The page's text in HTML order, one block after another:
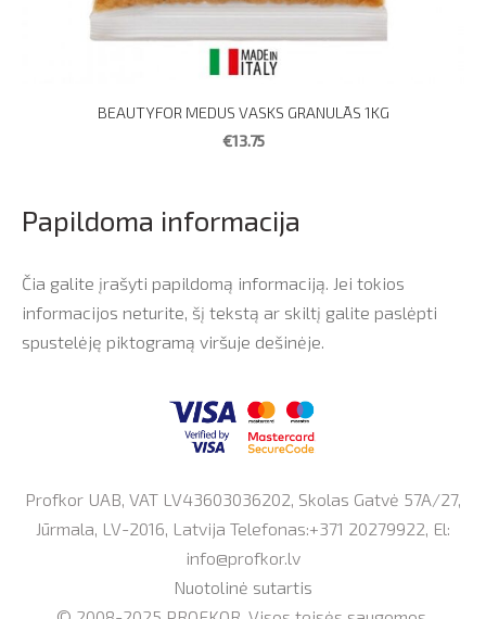
Papildoma informacija
Čia galite įrašyti papildomą informaciją. Jei tokios
informacijos neturite, šį tekstą ar skiltį galite paslėpti
spustelėję piktogramą viršuje dešinėje.
BEAUTYFOR MEDUS VASKS GRANULĀS 1KG
€13.75
Profkor UAB, VAT LV43603036202, Skolas Gatvė 57A/27,
Jūrmala, LV-2016, Latvija Telefonas:+371 20279922, El:
info@profkor.lv
Nuotolinė sutartis